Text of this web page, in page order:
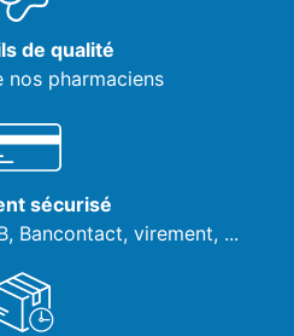
de qualité
pharmaciens
sécurisé
Bancontact, virement, ...